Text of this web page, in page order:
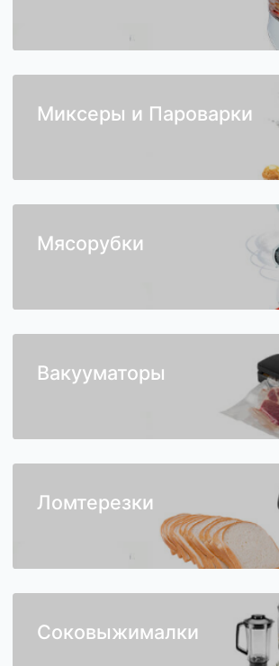
Сушилки для овощей
Миксеры и Пароварки
Мясорубки
Вакууматоры
Ломтерезки